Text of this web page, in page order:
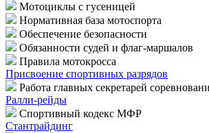
Мотоциклы с гусеницей
Нормативная база мотоспорта
Обеспечение безопасности
Обязанности судей и флаг-маршалов
Правила мотокросса
Присвоение спортивных разрядов
Работа главных секретарей
Ралли-рейды
Спортивный кодекс МФР
Стантрайдинг